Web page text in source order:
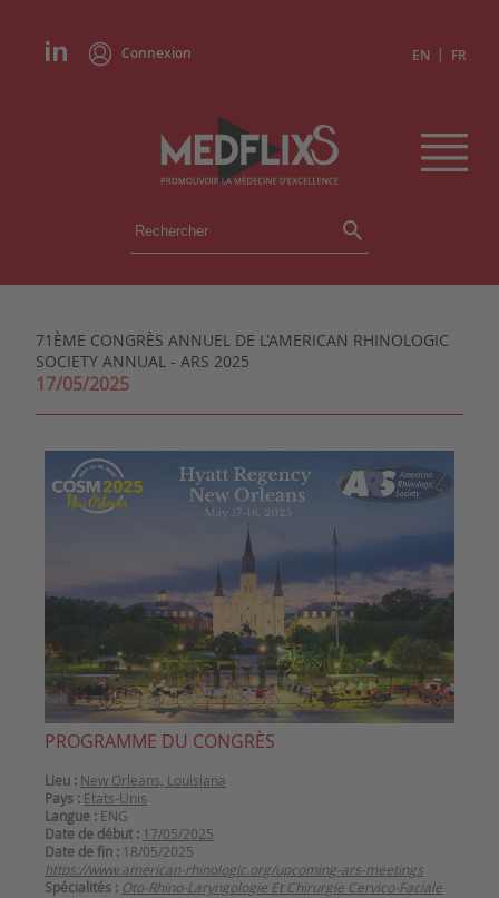
Connexion EN | FR
ÉVÉNEMENTS
INSTITUTIONS
CONGRÈS EN RÉSUMÉ
71ÈME CONGRÈS ANNUEL DE L'AMERICAN RHINOLOGIC
SOCIETY ANNUAL - ARS 2025
17/05/2025
PROGRAMME DU CONGRÈS
Lieu : New Orleans, Louisiana
Pays : Etats-Unis
Langue : ENG
Date de début : 17/05/2025
Date de fin : 18/05/2025
https://www.american-rhinologic.org/upcoming-ars-meetings
Spécialités : Oto-Rhino-Laryngologie Et Chirurgie Cervico-Faciale